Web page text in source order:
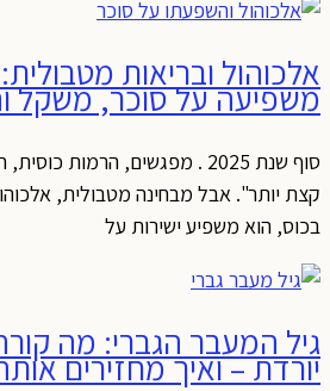
אלכוהול ובריאות
משפיעה על סוכר, משקל
סוף שנת 2025 . מפגשים, הרמות
קצת יותר". אבל מבחינה מטבולית,
בכוס, הוא משפיע ישירות על
גיל המעבר הגברי: מה
יורדת – ואיך מחזירים